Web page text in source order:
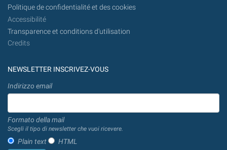
Politique de confidentialité et des cookies
Accessibilité
Transparence et conditions d'utilisation
Credits
NEWSLETTER INSCRIVEZ-VOUS
Indirizzo email
Formato della mail
Scegli il tipo di newsletter che vuoi ricevere.
Plain text HTML